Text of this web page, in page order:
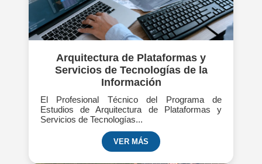
Arquitectura de Plataformas y
Servicios de Tecnologías de la
Información
El Profesional Técnico del Programa de
Estudios de Arquitectura de Plataformas y
Servicios de Tecnologías...
VER MÁS